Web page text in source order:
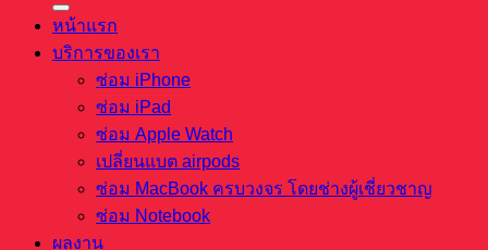
หน้าแรก
บริการของเรา
ซ่อม iPhone
ซ่อม iPad
ซ่อม Apple Watch
เปลี่ยนแบต airpods
ซ่อม MacBook ครบวงจร โดยช่างผู้เชี่ยวชาญ
ซ่อม Notebook
ผลงาน